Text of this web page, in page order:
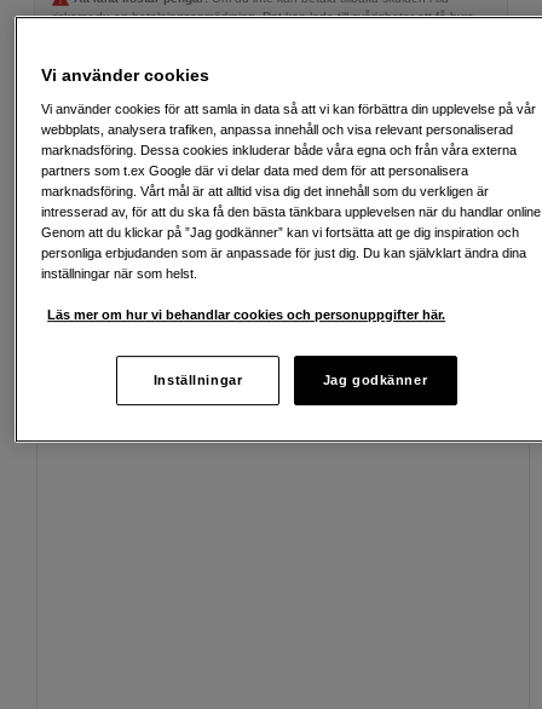
riskerar du en betalningsanmärkning. Det kan leda till svårigheter att få hyra
konsumentverket.se (öppnas i ny flik)
Fri frakt vid köp över 1 500 kronor
Köp nu och betala inom 30 dagar
Personlig service och expertrådgivning
Vi använder cookies
Vi använder cookies för att samla in data så att vi kan förbättra din upplevelse på vår
webbplats, analysera trafiken, anpassa innehåll och visa relevant personaliserad
marknadsföring. Dessa cookies inkluderar både våra egna och från våra externa
partners som t.ex Google där vi delar data med dem för att personalisera
marknadsföring. Vårt mål är att alltid visa dig det innehåll som du verkligen är
intresserad av, för att du ska få den bästa tänkbara upplevelsen när du handlar
Genom att du klickar på ”Jag godkänner” kan vi fortsätta att ge dig inspiration och
personliga erbjudanden som är anpassade för just dig. Du kan självklart ändra dina
inställningar när som helst.
Läs mer om hur vi behandlar cookies och personuppgifter här.
Inställningar Jag godkänner